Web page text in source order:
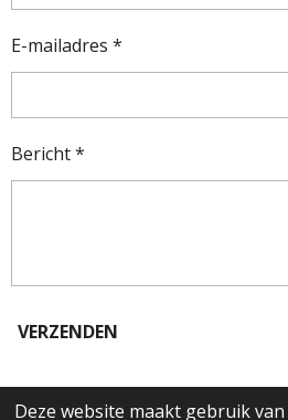
Deze website maakt gebruik
r
r
e
E-mailadres *
Bericht *
VERZENDEN